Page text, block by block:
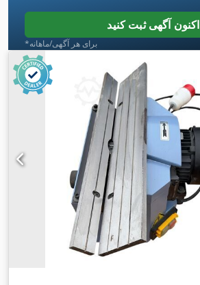
اکنون آگهی ثبت کنید
*برای هر آگهی/ماهانه